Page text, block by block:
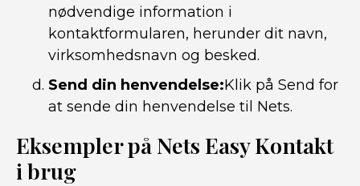
nødvendige information i
kontaktformularen, herunder dit navn,
virksomhedsnavn og besked.
Send din henvendelse:Klik på Send for
at sende din henvendelse til Nets.
Eksempler på Nets Easy Kontakt
i brug